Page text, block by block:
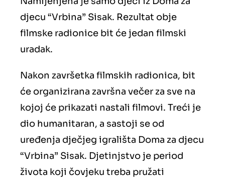
djecu “Vrbina” Sisak. Rezultat obje
filmske radionice bit će jedan filmski
uradak.
Nakon završetka filmskih radionica, bit
će organizirana završna večer za sve na
kojoj će prikazati nastali filmovi. Treći je
dio humanitaran, a sastoji se od
uređenja dječjeg igrališta Doma za djecu
“Vrbina” Sisak. Djetinjstvo je period
života koji čovjeku treba pružati